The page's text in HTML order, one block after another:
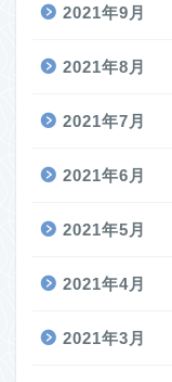
2021年9月
2021年8月
2021年7月
2021年6月
2021年5月
2021年4月
2021年3月